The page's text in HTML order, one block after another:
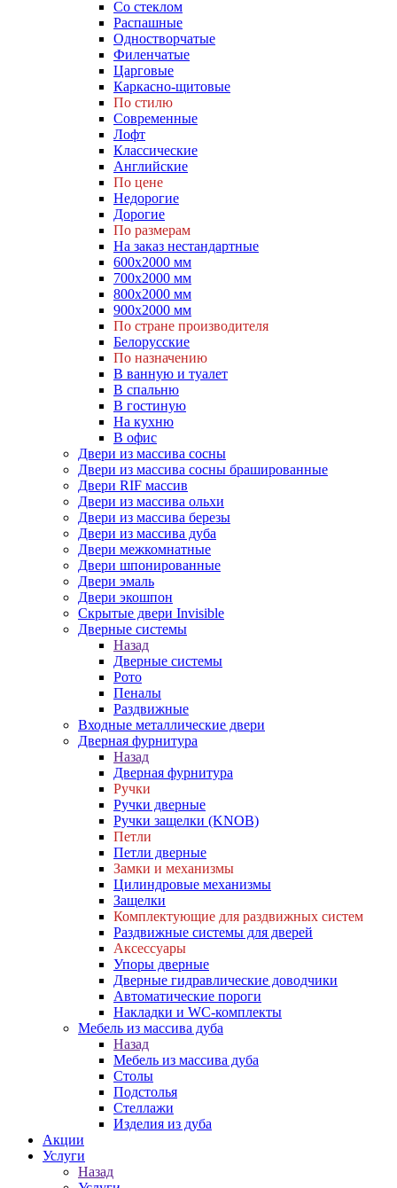
Со стеклом
Распашные
Одностворчатые
Филенчатые
Царговые
Каркасно-щитовые
По стилю
Современные
Лофт
Классические
Английские
По цене
Недорогие
Дорогие
По размерам
На заказ нестандартные
600х2000 мм
700х2000 мм
800х2000 мм
900х2000 мм
По стране производителя
Белорусские
По назначению
В ванную и туалет
В спальню
В гостиную
На кухню
В офис
Двери из массива сосны
Двери из массива сосны брашированные
Двери RIF массив
Двери из массива ольхи
Двери из массива березы
Двери из массива дуба
Двери межкомнатные
Двери шпонированные
Двери эмаль
Двери экошпон
Скрытые двери Invisible
Дверные системы
Назад
Дверные системы
Рото
Пеналы
Раздвижные
Входные металлические двери
Дверная фурнитура
Назад
Дверная фурнитура
Ручки
Ручки дверные
Ручки защелки (KNOB)
Петли
Петли дверные
Замки и механизмы
Цилиндровые механизмы
Защелки
Комплектующие для раздвижных систем
Раздвижные системы для дверей
Аксессуары
Упоры дверные
Дверные гидравлические доводчики
Автоматические пороги
Накладки и WC-комплекты
Мебель из массива дуба
Назад
Мебель из массива дуба
Столы
Подстолья
Стеллажи
Изделия из дуба
Акции
Услуги
Назад